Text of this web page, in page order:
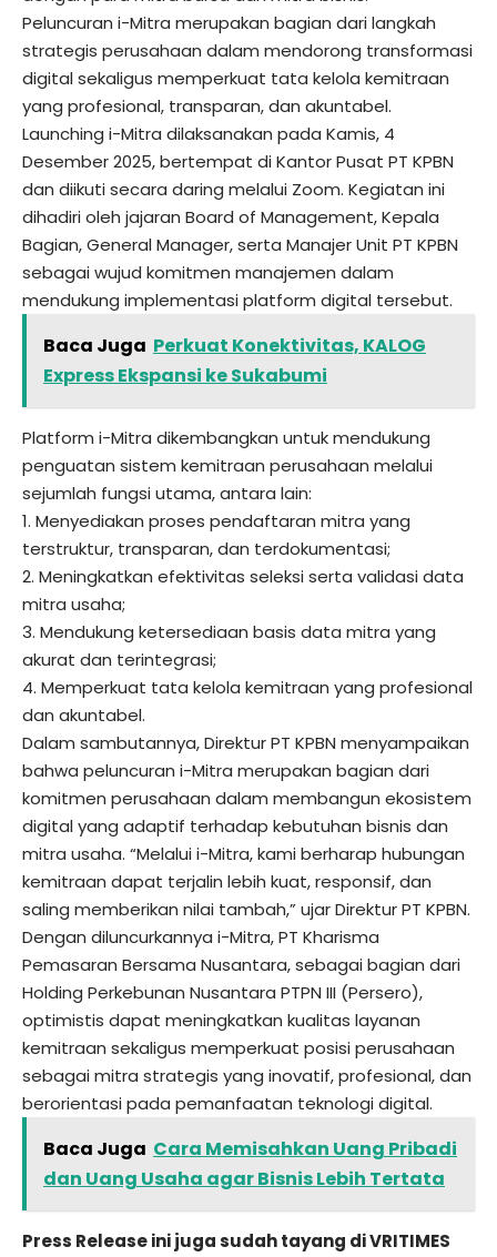
Peluncuran i-Mitra merupakan bagian dari langkah
strategis perusahaan dalam mendorong transformasi
digital sekaligus memperkuat tata kelola kemitraan
yang profesional, transparan, dan akuntabel.
Launching i-Mitra dilaksanakan pada Kamis, 4
Desember 2025, bertempat di Kantor Pusat PT KPBN
dan diikuti secara daring melalui Zoom. Kegiatan ini
dihadiri oleh jajaran Board of Management, Kepala
Bagian, General Manager, serta Manajer Unit PT KPBN
sebagai wujud komitmen manajemen dalam
mendukung implementasi platform digital tersebut.
Baca Juga Perkuat Konektivitas, KALOG
Express Ekspansi ke Sukabumi
Platform i-Mitra dikembangkan untuk mendukung
penguatan sistem kemitraan perusahaan melalui
sejumlah fungsi utama, antara lain:
1. Menyediakan proses pendaftaran mitra yang
terstruktur, transparan, dan terdokumentasi;
2. Meningkatkan efektivitas seleksi serta validasi data
mitra usaha;
3. Mendukung ketersediaan basis data mitra yang
akurat dan terintegrasi;
4. Memperkuat tata kelola kemitraan yang profesional
dan akuntabel.
Dalam sambutannya, Direktur PT KPBN menyampaikan
bahwa peluncuran i-Mitra merupakan bagian dari
komitmen perusahaan dalam membangun ekosistem
digital yang adaptif terhadap kebutuhan bisnis dan
mitra usaha. “Melalui i-Mitra, kami berharap hubungan
kemitraan dapat terjalin lebih kuat, responsif, dan
saling memberikan nilai tambah,” ujar Direktur PT KPBN.
Dengan diluncurkannya i-Mitra, PT Kharisma
Pemasaran Bersama Nusantara, sebagai bagian dari
Holding Perkebunan Nusantara PTPN III (Persero),
optimistis dapat meningkatkan kualitas layanan
kemitraan sekaligus memperkuat posisi perusahaan
sebagai mitra strategis yang inovatif, profesional, dan
berorientasi pada pemanfaatan teknologi digital.
Baca Juga Cara Memisahkan Uang Pribadi
dan Uang Usaha agar Bisnis Lebih Tertata
Press Release ini juga sudah tayang diVRITIMES